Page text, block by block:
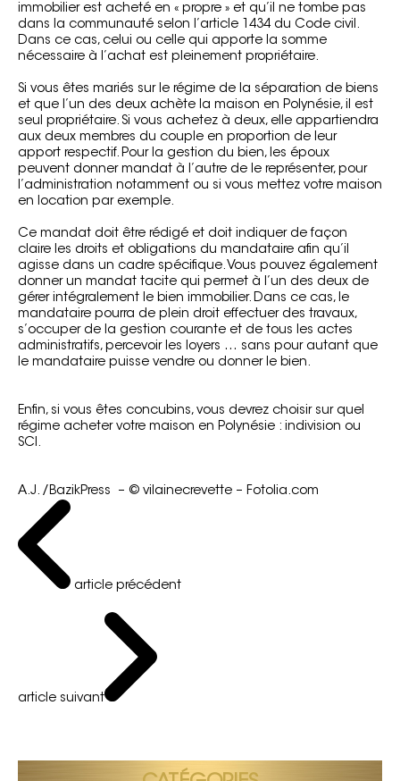
immobilier est acheté en « propre » et qu’il ne tombe pas
dans la communauté selon l’article 1434 du Code civil.
Dans ce cas, celui ou celle qui apporte la somme
nécessaire à l’achat est pleinement propriétaire.
Si vous êtes mariés sur le régime de la séparation de biens
et que l’un des deux achète la maison en Polynésie, il est
seul propriétaire. Si vous achetez à deux, elle appartiendra
aux deux membres du couple en proportion de leur
apport respectif. Pour la gestion du bien, les époux
peuvent donner mandat à l’autre de le représenter, pour
l’administration notamment ou si vous mettez votre maison
en location par exemple.
Ce mandat doit être rédigé et doit indiquer de façon
claire les droits et obligations du mandataire afin qu’il
agisse dans un cadre spécifique. Vous pouvez également
donner un mandat tacite qui permet à l’un des deux de
gérer intégralement le bien immobilier. Dans ce cas, le
mandataire pourra de plein droit effectuer des travaux,
s’occuper de la gestion courante et de tous les actes
administratifs, percevoir les loyers … sans pour autant que
le mandataire puisse vendre ou donner le bien.
Enfin, si vous êtes concubins, vous devrez choisir sur quel
régime acheter votre maison en Polynésie : indivision ou
SCI.
A.J. /BazikPress – © vilainecrevette – Fotolia.com
article précédent
article suivant